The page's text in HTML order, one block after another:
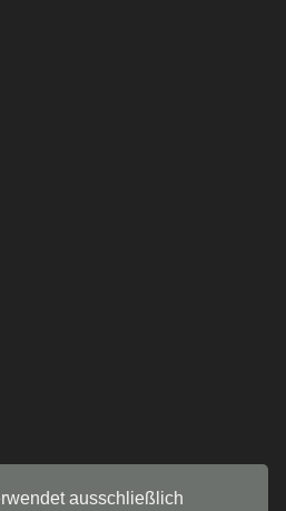
ausschließlich